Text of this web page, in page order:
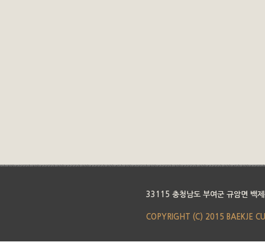
33115 충청남도 부여군 규암면 백
COPYRIGHT (C) 2015 BAEKJE